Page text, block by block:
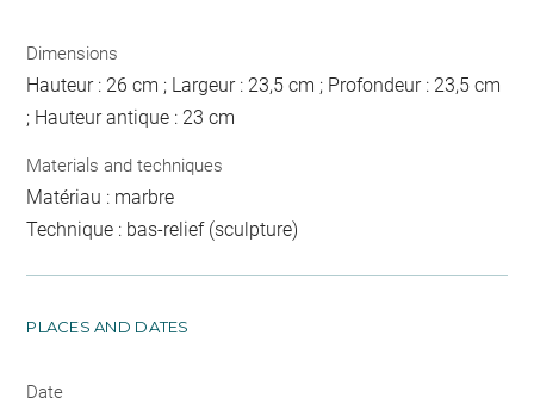
Dimensions
Hauteur : 26 cm ; Largeur : 23,5 cm ; Profondeur : 23,5 cm
; Hauteur antique : 23 cm
Materials and techniques
Matériau : marbre
Technique : bas-relief (sculpture)
PLACES AND DATES
Date